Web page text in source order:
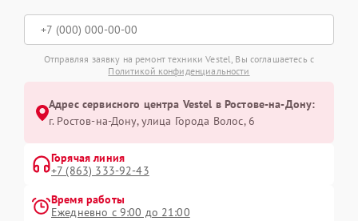
Отправляя заявку на ремонт техники Vestel, Вы соглашаетесь с
Политикой конфиденциальности
Адрес сервисного центра Vestel в Ростове-на-Дону:
г. Ростов-на-Дону, улица Города Волос, 6
Горячая линия
+7 (863) 333-92-43
Время работы
Ежедневно с 9:00 до 21:00